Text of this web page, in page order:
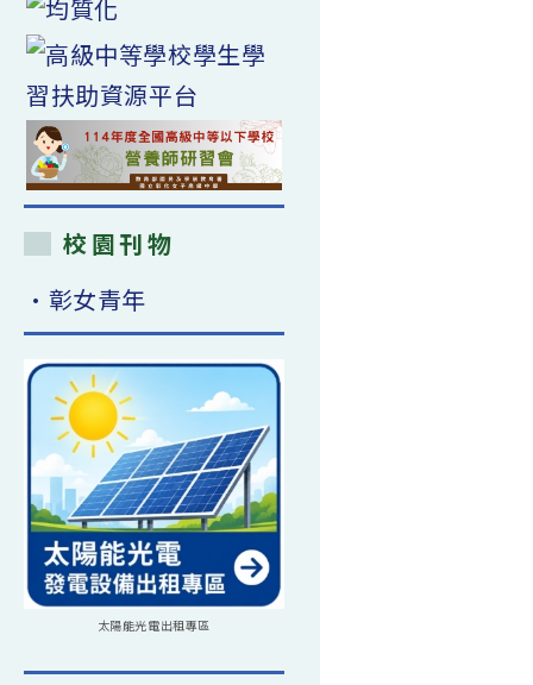
校園刊物
•彰女青年
太陽能光電出租專區